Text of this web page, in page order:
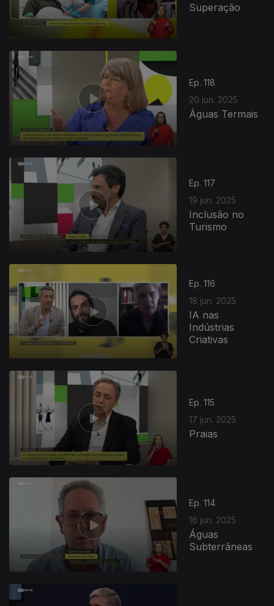
Superação
Ep. 118
20 jun. 2025
Águas Termais
Ep. 117
19 jun. 2025
Inclusão no
Turismo
Ep. 116
18 jun. 2025
IA nas
Indústrias
Criativas
Ep. 115
17 jun. 2025
Praias
Ep. 114
16 jun. 2025
Águas
Subterrâneas
857542